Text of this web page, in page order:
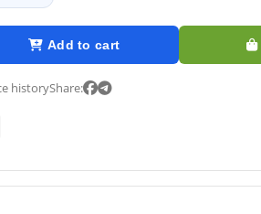
Add to cart
historyShare: